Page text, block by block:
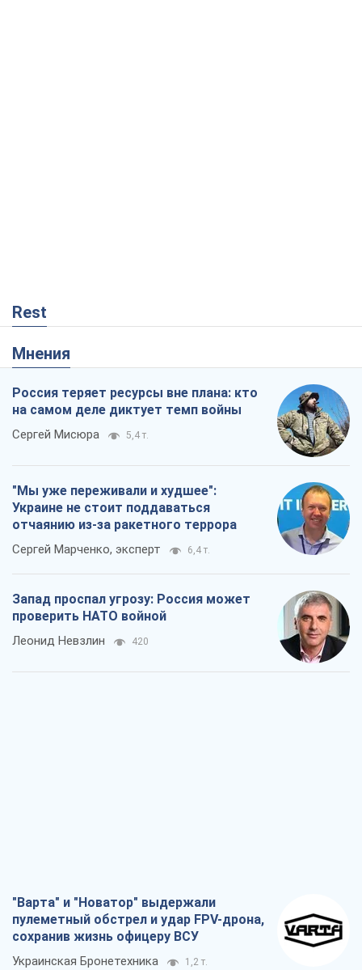
Rest
Мнения
Россия теряет ресурсы вне плана: кто
на самом деле диктует темп войны
Сергей Мисюра 5,4 т.
"Мы уже переживали и худшее":
Украине не стоит поддаваться
отчаянию из-за ракетного террора
Сергей Марченко, эксперт 6,4 т.
Запад проспал угрозу: Россия может
проверить НАТО войной
Леонид Невзлин 420
"Варта" и "Новатор" выдержали
пулеметный обстрел и удар FPV-дрона,
сохранив жизнь офицеру ВСУ
Украинская Бронетехника 1,2 т.